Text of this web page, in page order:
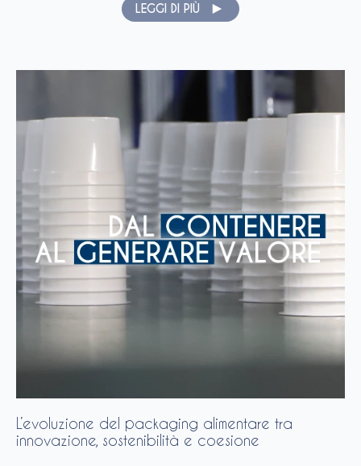
LEGGI DI PIÙ
L’evoluzione del packaging alimentare tra
innovazione, sostenibilità e coesione